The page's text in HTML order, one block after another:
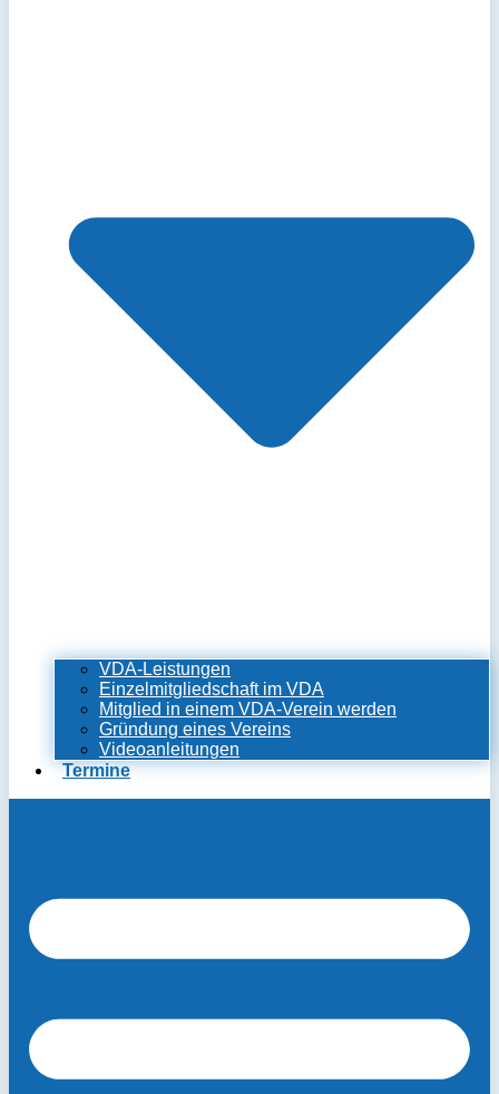
VDA-Leistungen
Einzelmitgliedschaft im VDA
Mitglied in einem VDA-Verein werden
Gründung eines Vereins
Videoanleitungen
Termine